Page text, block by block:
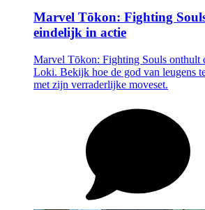
Marvel Tōkon: Fighting
eindelijk in actie
Marvel Tōkon: Fighting Souls onthult
Loki. Bekijk hoe de god van leugens
met zijn verraderlijke moveset.